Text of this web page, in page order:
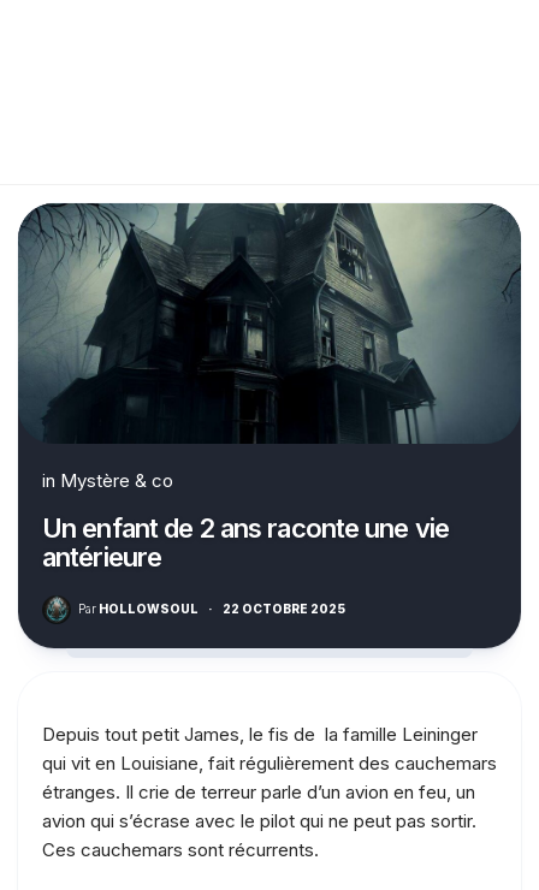
in Mystère & co
Un enfant de 2 ans raconte une vie
antérieure
Par HOLLOWSOUL · 22 OCTOBRE 2025
Depuis tout petit James, le fis de la famille Leininger
qui vit en Louisiane, fait régulièrement des cauchemars
étranges. Il crie de terreur parle d’un avion en feu, un
avion qui s’écrase avec le pilot qui ne peut pas sortir.
Ces cauchemars sont récurrents.